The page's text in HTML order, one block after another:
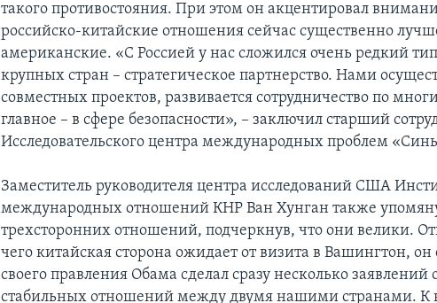
такого противостояния. При этом он акцентировал
российско-китайские отношения сейчас существенно
американские. «С Россией у нас сложился очень редкий
крупных стран – стратегическое партнерство. Нами
совместных проектов, развивается сотрудничество по
главное – в сфере безопасности», – заключил старший
Исследовательского центра международных проблем
Заместитель руководителя центра исследований США
международных отношений КНР Ван Хунган также
трехсторонних отношений, подчеркнув, что они велики.
чего китайская сторона ожидает от визита в Вашингтон, он
своего правления Обама сделал сразу несколько заявлений
стабильных отношений между двумя нашими странами. К